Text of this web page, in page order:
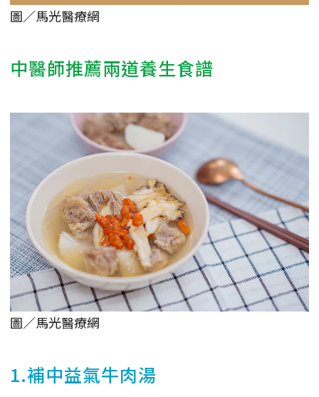
圖／馬光醫療網
中醫師推薦兩道養生食譜
圖／馬光醫療網
1.補中益氣牛肉湯